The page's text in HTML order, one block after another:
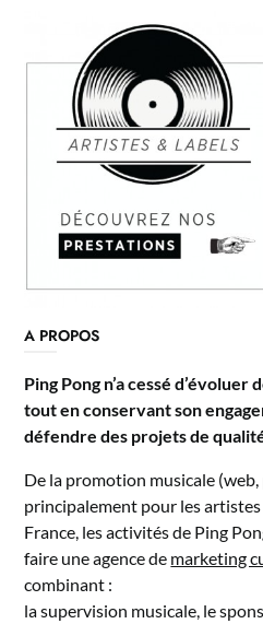
A PROPOS
Ping Pong n’a cessé d’évoluer
tout en conservant son
défendre des projets de
De la promotion musicale (web,
principalement pour les artistes
France, les activités de Ping
faire une agence de marketing
combinant :
la supervision musicale, le